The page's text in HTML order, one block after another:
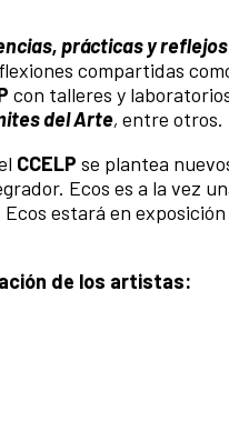
prácticas y reflejos
compartidas
con talleres y
del Arte, entre otros.
CCELP se plantea
Ecos es a la vez
estará en exposición
de los artistas: